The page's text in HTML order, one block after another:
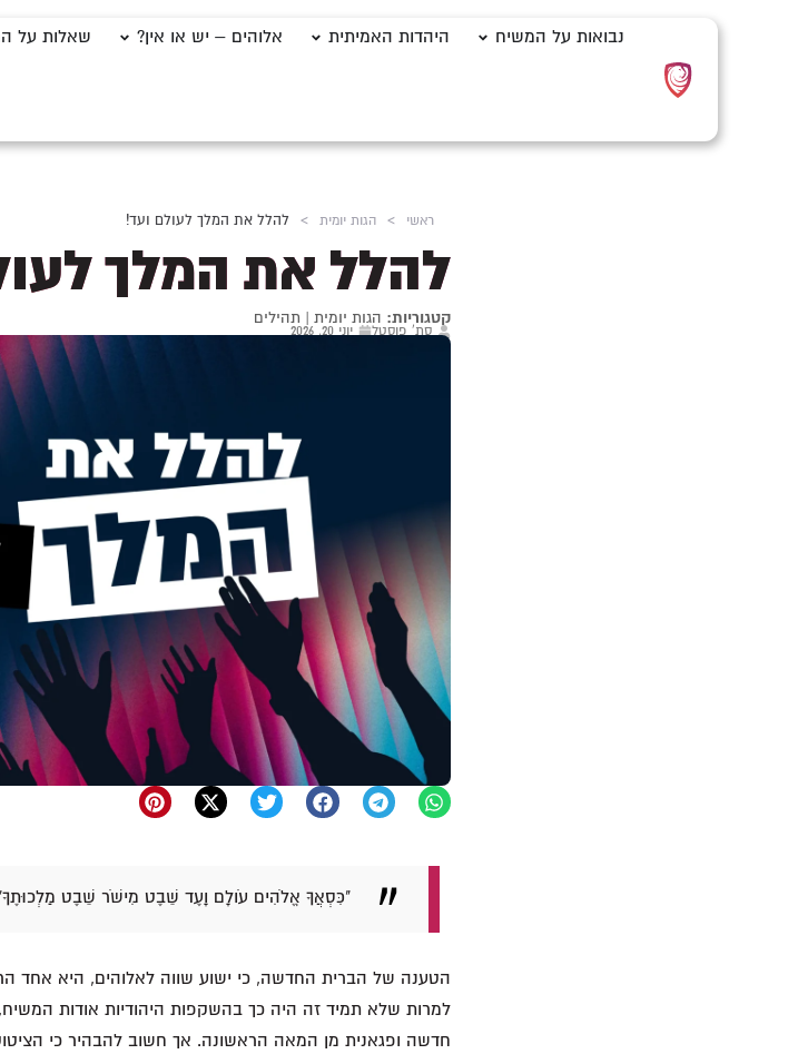
נבואות על המשיח היהדות האמיתית אלוהים – יש או אין? שאלות על
ראשי > הגות יומית > להלל את המלך לעולם ועד!
להלל את המלך
קטגוריות: הגות יומית | תהילים
סת' פוסטל יוני 20, 2026
"כִּסְאֲךָ אֱלֹהִים עֹולָם וָעֶד שֵׁבֶט מִישֹׁר שֵׁבֶט מַלְכוּתֶךָ"
הטענה של הברית החדשה, כי ישוע שווה לאלוהים, היא אחד
למרות שלא תמיד זה היה כך בהשקפות היהודיות אודות
חדשה ופגאנית מן המאה הראשונה. אך חשוב להבהיר כי